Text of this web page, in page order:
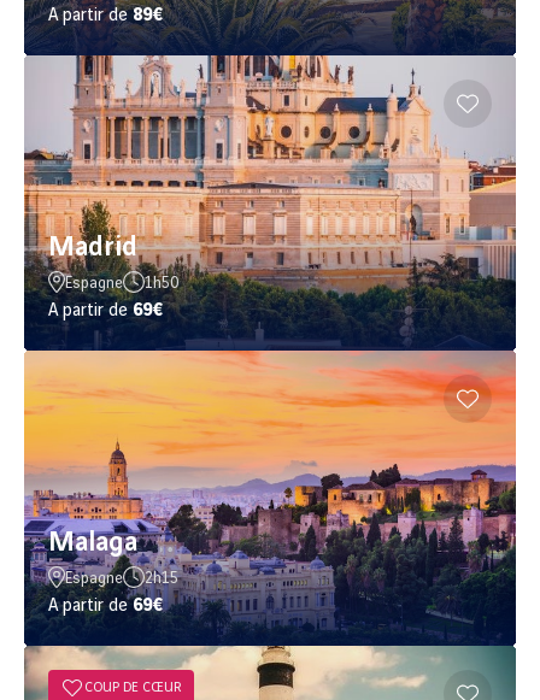
A partir de89€
Madrid
Espagne 1h50
A partir de69€
Malaga
Espagne 2h15
A partir de69€
COUP DE CŒUR